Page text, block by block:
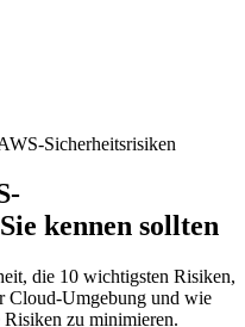
Sicherheitsrisiken
kennen sollten
die 10 wichtigsten Risiken,
Cloud-Umgebung und wie
Risiken zu minimieren.